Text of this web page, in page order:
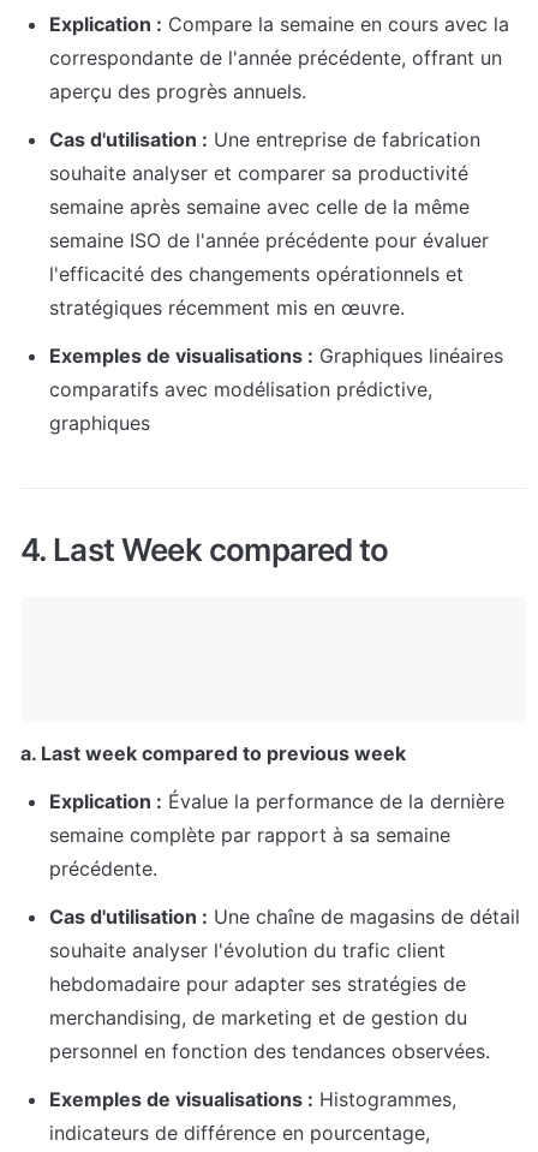
Explication : Compare la semaine en cours avec la
correspondante de l'année précédente, offrant un
aperçu des progrès annuels.
Cas d'utilisation : Une entreprise de fabrication
souhaite analyser et comparer sa productivité
semaine après semaine avec celle de la même
semaine ISO de l'année précédente pour évaluer
l'efficacité des changements opérationnels et
stratégiques récemment mis en œuvre.
Exemples de visualisations : Graphiques linéaires
comparatifs avec modélisation prédictive,
graphiques
4. Last Week compared to
a. Last week compared to previous week
Explication : Évalue la performance de la dernière
semaine complète par rapport à sa semaine
précédente.
Cas d'utilisation : Une chaîne de magasins de détail
souhaite analyser l'évolution du trafic client
hebdomadaire pour adapter ses stratégies de
merchandising, de marketing et de gestion du
personnel en fonction des tendances observées.
Exemples de visualisations : Histogrammes,
indicateurs de différence en pourcentage,